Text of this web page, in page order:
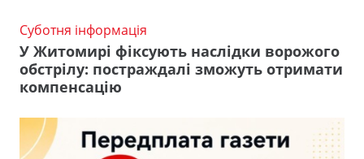
Суботня інформація
У Житомирі фіксують наслідки ворожого
обстрілу: постраждалі зможуть отримати
компенсацію